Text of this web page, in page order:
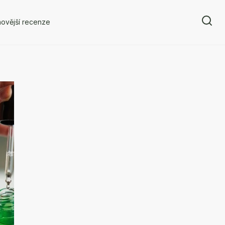
recenze